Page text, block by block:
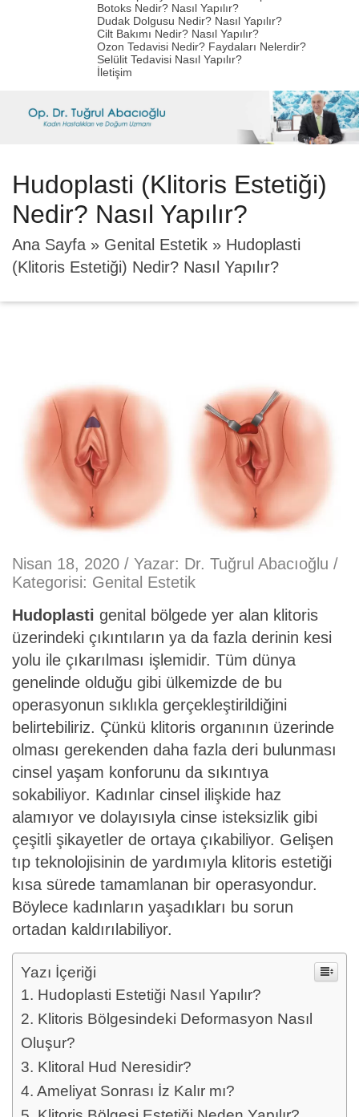
Botoks Nedir? Nasıl Yapılır?
Dudak Dolgusu Nedir? Nasıl Yapılır?
Cilt Bakımı Nedir? Nasıl Yapılır?
Ozon Tedavisi Nedir? Faydaları Nelerdir?
Selülit Tedavisi Nasıl Yapılır?
İletişim
Hudoplasti (Klitoris Estetiği)
Nedir? Nasıl Yapılır?
Ana Sayfa » Genital Estetik » Hudoplasti
(Klitoris Estetiği) Nedir? Nasıl Yapılır?
Nisan 18, 2020 / Yazar: Dr. Tuğrul Abacıoğlu /
Kategorisi: Genital Estetik
Hudoplasti genital bölgede yer alan klitoris
üzerindeki çıkıntıların ya da fazla derinin kesi
yolu ile çıkarılması işlemidir. Tüm dünya
genelinde olduğu gibi ülkemizde de bu
operasyonun sıklıkla gerçekleştirildiğini
belirtebiliriz. Çünkü klitoris organının üzerinde
olması gerekenden daha fazla deri bulunması
cinsel yaşam konforunu da sıkıntıya
sokabiliyor. Kadınlar cinsel ilişkide haz
alamıyor ve dolayısıyla cinse isteksizlik gibi
çeşitli şikayetler de ortaya çıkabiliyor. Gelişen
tıp teknolojisinin de yardımıyla klitoris estetiği
kısa sürede tamamlanan bir operasyondur.
Böylece kadınların yaşadıkları bu sorun
ortadan kaldırılabiliyor.
Yazı İçeriği
Hudoplasti Estetiği Nasıl Yapılır?
Klitoris Bölgesindeki Deformasyon Nasıl
Oluşur?
Klitoral Hud Neresidir?
Ameliyat Sonrası İz Kalır mı?